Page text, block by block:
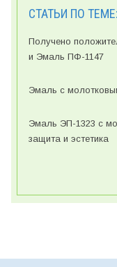
СТАТЬИ ПО ТЕМЕ:
Получено
и Эмаль ПФ-1147
Эмаль с
Эмаль ЭП-1323 с
защита и эстетика